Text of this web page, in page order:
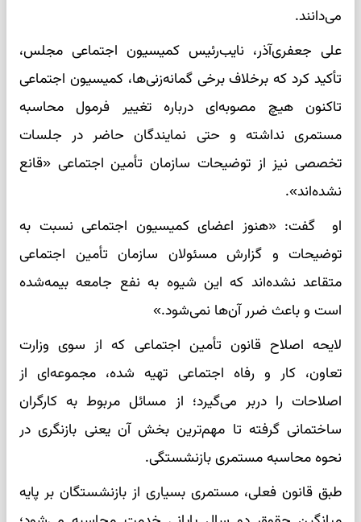
می‌دانند.
علی جعفری‌آذر، نایب‌رئیس کمیسیون اجتماعی مجلس،
تأکید کرد که برخلاف برخی گمانه‌زنی‌ها، کمیسیون اجتماعی
تاکنون هیچ مصوبه‌ای درباره تغییر فرمول محاسبه
مستمری نداشته و حتی نمایندگان حاضر در جلسات
تخصصی نیز از توضیحات سازمان تأمین اجتماعی «قانع
نشده‌اند».
او گفت: «هنوز اعضای کمیسیون اجتماعی نسبت به
توضیحات و گزارش مسئولان سازمان تأمین اجتماعی
متقاعد نشده‌اند که این شیوه به نفع جامعه بیمه‌شده
است و باعث ضرر آن‌ها نمی‌شود.»
لایحه اصلاح قانون تأمین اجتماعی که از سوی وزارت
تعاون، کار و رفاه اجتماعی تهیه شده، مجموعه‌ای از
اصلاحات را دربر می‌گیرد؛ از مسائل مربوط به کارگران
ساختمانی گرفته تا مهم‌ترین بخش آن یعنی بازنگری در
نحوه محاسبه مستمری بازنشستگی.
طبق قانون فعلی، مستمری بسیاری از بازنشستگان بر پایه